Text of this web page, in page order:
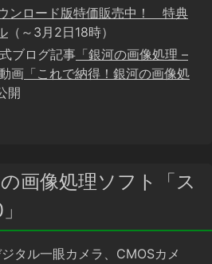
ンロード版特価販売中！ 特典
（～3月2日18時）
ブログ記事 「銀河の画像処理 –
画 「これで納得！銀河の画像処
開
画像処理ソフト「ス
タル一眼カメラ、CMOSカメ